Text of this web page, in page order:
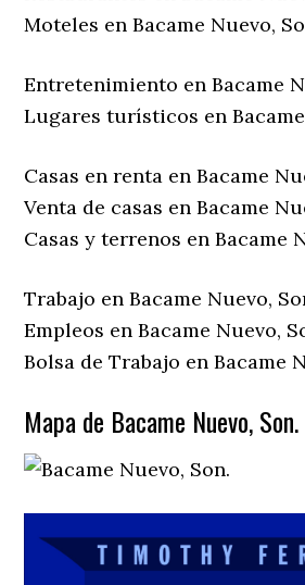
Moteles en Bacame Nuevo,
Entretenimiento en Bacame
Lugares turísticos en
Casas en renta en Bacame
Venta de casas en Bacame
Casas y terrenos en Bacame
Trabajo en Bacame Nuevo,
Empleos en Bacame Nuevo,
Bolsa de Trabajo en Bacame
Mapa de Bacame Nuevo, Son.